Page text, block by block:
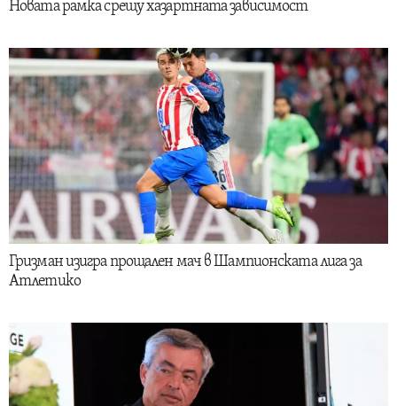
Новата рамка срещу хазартната зависимост
Гризман изигра прощален мач в Шампионската лига за
Атлетико